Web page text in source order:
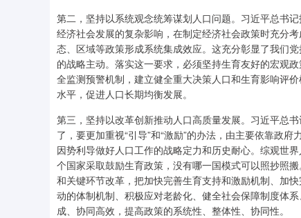
第二，坚持以系统观念统筹谋划人口问题。习近平总书
经济社会发展的复杂影响，在制定经济社会政策时充分
态、区域等政策形成系统集成效应。这充分彰显了我们
的战略主动。落实这一要求，必须坚持生育友好的宏观
全监测预警机制，建立健全重大决策人口和生育影响评
水平，促进人口长期均衡发展。
第三，坚持以改革创新推动人口高质量发展。习近平总
了，要更加重视“引导”和“激励”的办法，由主要依靠政
因势利导做好人口工作的战略定力和历史耐心。综观世
个国家采取鼓励生育政策，没有哪一国模式可以照抄照
和关键环节改革，把加快完善生育支持和激励机制、加
动的体制机制、积极应对老龄化、健全社会保障制度体
成、协同高效，提高政策的系统性、整体性、协同性。